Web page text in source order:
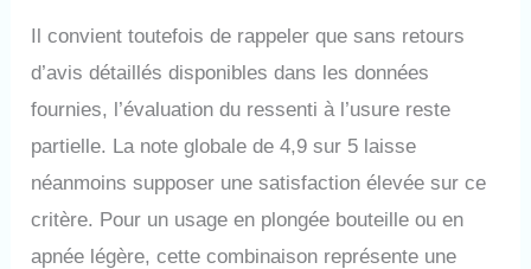
Il convient toutefois de rappeler que sans retours
d’avis détaillés disponibles dans les données
fournies, l’évaluation du ressenti à l’usure reste
partielle. La note globale de 4,9 sur 5 laisse
néanmoins supposer une satisfaction élevée sur ce
critère. Pour un usage en plongée bouteille ou en
apnée légère, cette combinaison représente une